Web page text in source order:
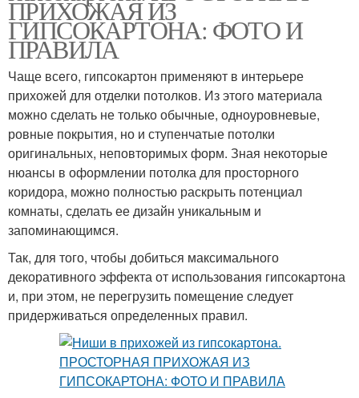
ПРИХОЖАЯ ИЗ
ГИПСОКАРТОНА: ФОТО И
ПРАВИЛА
Чаще всего, гипсокартон применяют в интерьере
прихожей для отделки потолков. Из этого материала
можно сделать не только обычные, одноуровневые,
ровные покрытия, но и ступенчатые потолки
оригинальных, неповторимых форм. Зная некоторые
нюансы в оформлении потолка для просторного
коридора, можно полностью раскрыть потенциал
комнаты, сделать ее дизайн уникальным и
запоминающимся.
Так, для того, чтобы добиться максимального
декоративного эффекта от использования гипсокартона
и, при этом, не перегрузить помещение следует
придерживаться определенных правил.